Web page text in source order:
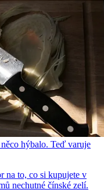
hýbalo. Teď varuje
na to, co si kupujete v
nechutné čínské zelí.